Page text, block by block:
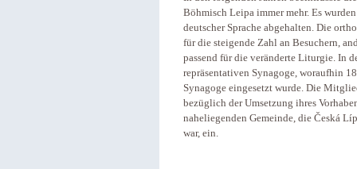
Böh­misch Leipa immer mehr. Es
deutscher Sprache abgehalten. Die
für die steigende Zahl an Besuchern,
passend für die veränderte Liturgie. In
repräsentativen Synagoge, woraufhin
Synagoge eingesetzt wurde. Die
bezüglich der Umsetzung ihres
naheliegenden Gemeinde, die Česká
war, ein.